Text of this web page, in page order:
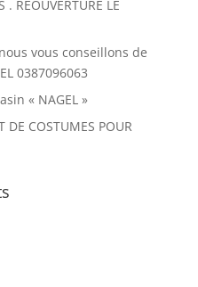
. REOUVERTURE LE
vous conseillons de
0387096063
« NAGEL »
DE COSTUMES POUR